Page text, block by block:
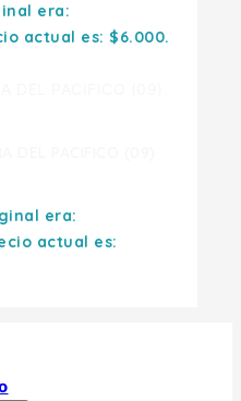
era:
actual es: $6.000.
era:
actual es: